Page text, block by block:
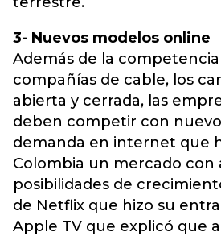
3- Nuevos modelos online
Además de la
compañías de cable, los
abierta y cerrada, las
deben competir con
demanda en internet que
Colombia un mercado con
posibilidades de
de Netflix que hizo su
Apple TV que explicó que